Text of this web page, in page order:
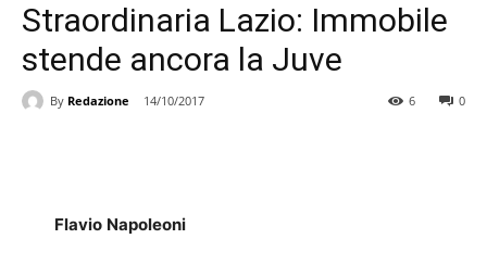
Straordinaria Lazio: Immobile
stende ancora la Juve
By Redazione 14/10/2017 0
6
Flavio Napoleoni